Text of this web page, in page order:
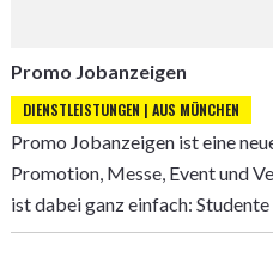
Promo Jobanzeigen
DIENSTLEISTUNGEN | AUS MÜNCHEN
Promo Jobanzeigen ist eine
Promotion, Messe, Event und
ist dabei ganz einfach: Studente